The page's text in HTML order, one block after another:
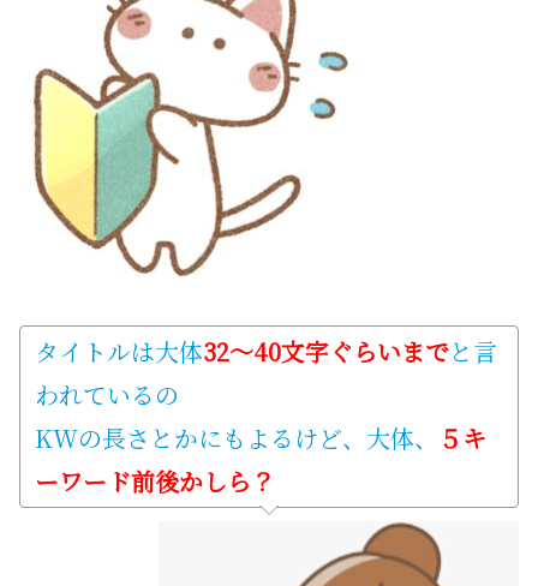
タイトルは大体32～40文字ぐらいまでと言
われているの
KWの長さとかにもよるけど、大体、
５キ
ーワード前後かしら？